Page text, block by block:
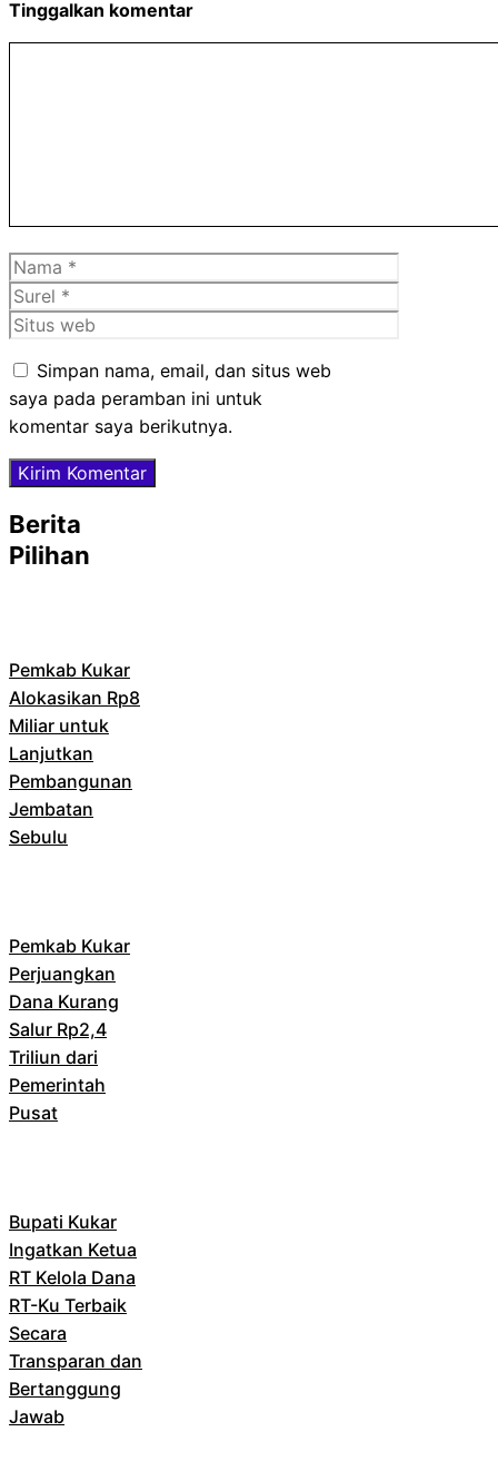
Tinggalkan komentar
Nama
Surel
Situs
Simpan nama, email, dan situs web
saya pada peramban ini untuk
komentar saya berikutnya.
Berita
Pilihan
Pemkab Kukar
Alokasikan Rp8
Miliar untuk
Lanjutkan
Pembangunan
Jembatan
Sebulu
Pemkab Kukar
Perjuangkan
Dana Kurang
Salur Rp2,4
Triliun dari
Pemerintah
Pusat
Bupati Kukar
Ingatkan Ketua
RT Kelola Dana
RT-Ku Terbaik
Secara
Transparan dan
Bertanggung
Jawab